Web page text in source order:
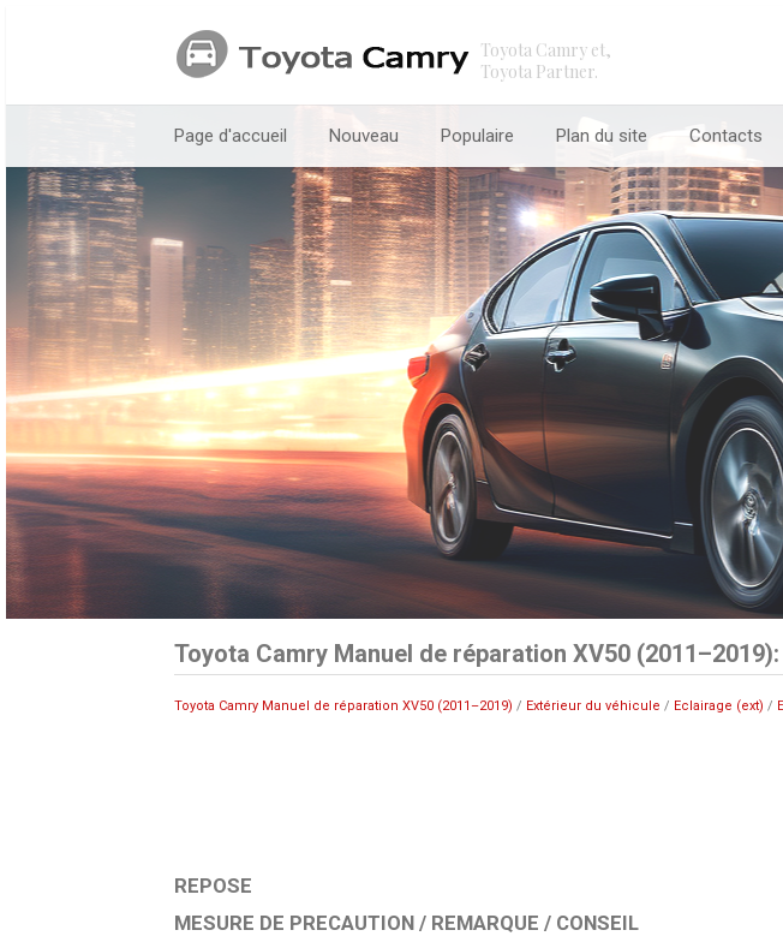
Toyota Camry et,
Toyota Partner.
Page d'accueil Nouveau Populaire Plan du site Contacts
Toyota Camry Manuel de réparation XV50
Toyota Camry Manuel de réparation XV50 (2011–2019) / Extérieur du véhicule / Eclairage (ext) /
REPOSE
MESURE DE PRECAUTION / REMARQUE / CONSEIL